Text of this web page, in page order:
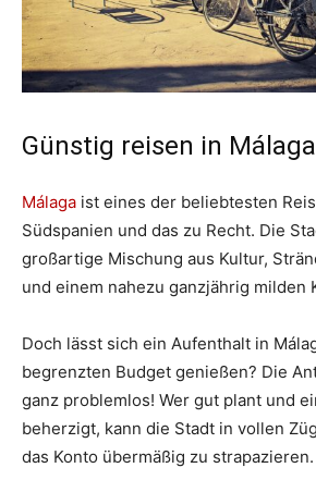
Günstig reisen in Málaga
Málaga ist eines der beliebtesten
Südspanien und das zu Recht. Die
großartige Mischung aus Kultur,
und einem nahezu ganzjährig milden
Doch lässt sich ein Aufenthalt in
begrenzten Budget genießen? Die
ganz problemlos! Wer gut plant und
beherzigt, kann die Stadt in vollen
das Konto übermäßig zu strapazieren.